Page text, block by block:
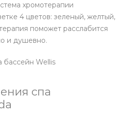
хромотерапии
4 цветов: зеленый, желтый,
поможет расслабится
и душевно.
спа